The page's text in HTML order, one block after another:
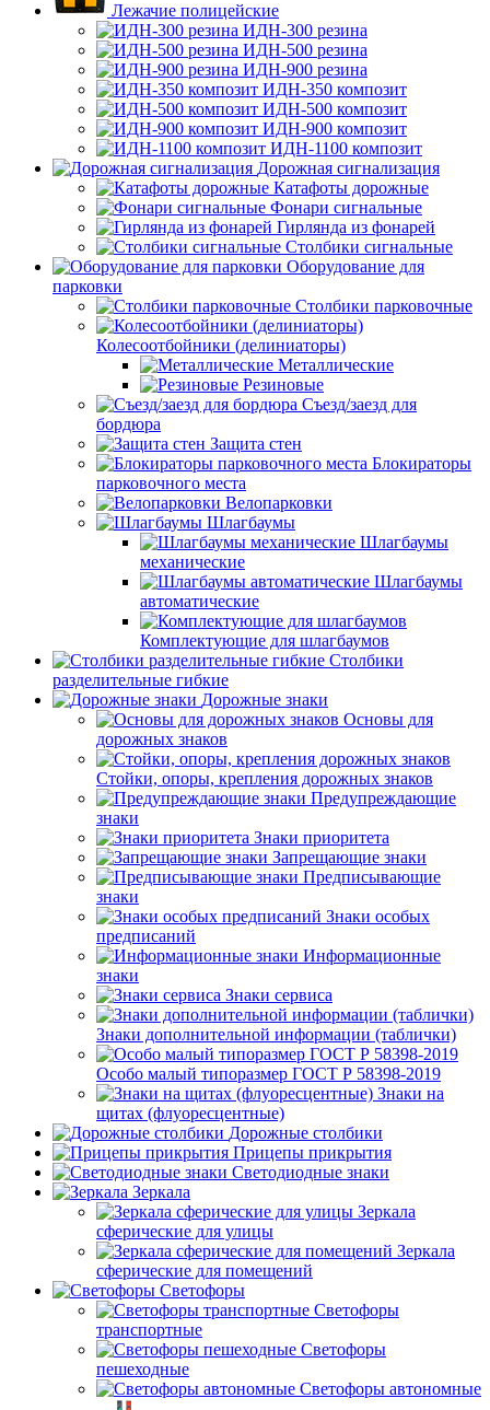
Лежачие полицейские
ИДН-300 резина
ИДН-500 резина
ИДН-900 резина
ИДН-350 композит
ИДН-500 композит
ИДН-900 композит
ИДН-1100 композит
Дорожная сигнализация
Катафоты дорожные
Фонари сигнальные
Гирлянда из фонарей
Столбики сигнальные
Оборудование для
парковки
Столбики парковочные
Колесоотбойники (делиниаторы)
Металлические
Резиновые
Съезд/заезд для
бордюра
Защита стен
Блокираторы
парковочного места
Велопарковки
Шлагбаумы
Шлагбаумы
механические
Шлагбаумы
автоматические
Комплектующие для шлагбаумов
Столбики
разделительные гибкие
Дорожные знаки
Основы для
дорожных знаков
Стойки, опоры, крепления дорожных знаков
Предупреждающие
знаки
Знаки приоритета
Запрещающие знаки
Предписывающие
знаки
Знаки особых
предписаний
Информационные
знаки
Знаки сервиса
Знаки дополнительной информации (таблички)
Особо малый типоразмер ГОСТ Р 58398-2019
Знаки на
щитах (флуоресцентные)
Дорожные столбики
Прицепы прикрытия
Светодиодные знаки
Зеркала
Зеркала
сферические для улицы
Зеркала
сферические для помещений
Светофоры
Светофоры
транспортные
Светофоры
пешеходные
Светофоры автономные